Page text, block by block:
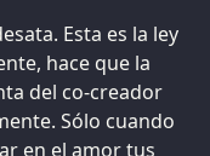
Esta es la ley
hace que la
del co-creador
Sólo cuando
en el amor tus